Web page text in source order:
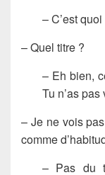
– C’est
– Quel titre ?
– Eh bien,
Tu n’as pas
– Je ne vois
comme
– Pas du